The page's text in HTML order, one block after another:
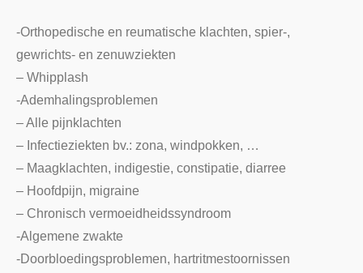
-Orthopedische en reumatische klachten, spier-,
gewrichts- en zenuwziekten
– Whipplash
-Ademhalingsproblemen
– Alle pijnklachten
– Infectieziekten bv.: zona, windpokken, …
– Maagklachten, indigestie, constipatie, diarree
– Hoofdpijn, migraine
– Chronisch vermoeidheidssyndroom
-Algemene zwakte
-Doorbloedingsproblemen, hartritmestoornissen